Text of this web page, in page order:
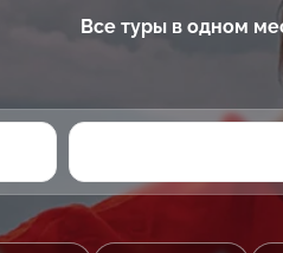
Все туры в одном